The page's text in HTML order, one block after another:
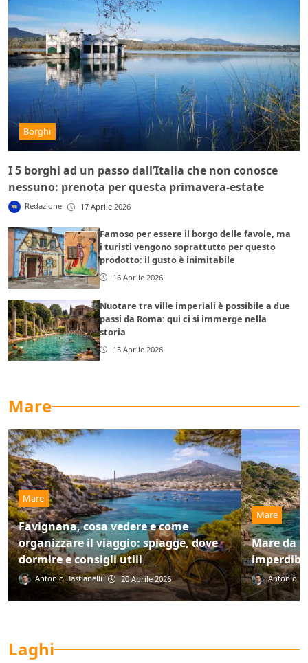
Borghi
I 5 borghi ad un passo dall’Italia che non conosce
nessuno: prenota per questa primavera-estate
Redazione 17 Aprile 2026
Famoso per essere il borgo delle favole, ma
i turisti vengono soprattutto per questo
prodotto: il gusto è inimitabile
16 Aprile 2026
Nuotare tra ville imperiali è possibile a due
passi da Roma: qui ci si immerge nella
storia
15 Aprile 2026
Mare
Mare
Favignana, cosa vedere e come
organizzare il viaggio: spiagge, dove
dormire e consigli utili
Antonio Bastianelli 20 Aprile 2026
Mare
Mare da
Antonio
Laghi